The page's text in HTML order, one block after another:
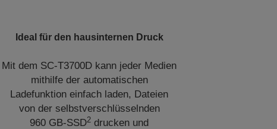
Ideal für den hausinternen Druck
Mit dem SC-T3700D kann jeder Medien
mithilfe der automatischen
Ladefunktion einfach laden, Dateien
von der selbstverschlüsselnden
960 GB-SSD2 drucken und